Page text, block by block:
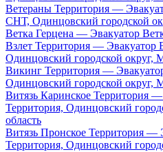
Ветераны Территория —
СНТ, Одинцовский городской
Ветка Герцена — Эвакуатор
Взлет Территория — Эвакуатор
Одинцовский городской округ,
Викинг Территория —
Одинцовский городской округ,
Витязь Каринское Территория
Территория, Одинцовский
область
Витязь Пронское Территория —
Территория, Одинцовский